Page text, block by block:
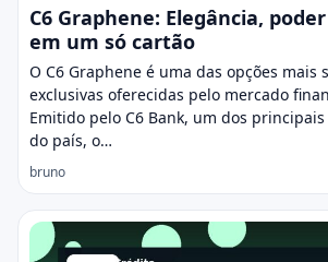
C6 Graphene: Elegância,
em um só cartão
O C6 Graphene é uma das opções mais
exclusivas oferecidas pelo mercado
Emitido pelo C6 Bank, um dos
do país, o…
bruno